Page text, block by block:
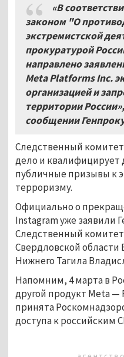
«В
законом "О
экстремистской
прокуратурой
направлено
Meta Platforms Inc.
организацией и
территории
сообщении
Следственный
дело и квалифицирует
публичные призывы к
терроризму.
Официально о
Instagram уже заявили
Следственный
Свердловской области
Нижнего Тагила
Напомним, 4 марта в
другой продукт Meta —
принята
доступа к российским